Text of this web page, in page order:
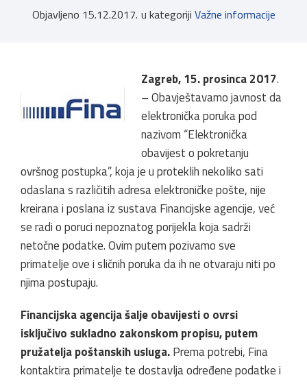
Objavljeno 15.12.2017. u kategoriji Važne informacije
Zagreb, 15. prosinca 2017.
– Obavještavamo javnost da
elektronička poruka pod
nazivom “Elektronička
obavijest o pokretanju
ovršnog postupka”, koja je u proteklih nekoliko sati
odaslana s različitih adresa elektroničke pošte, nije
kreirana i poslana iz sustava Financijske agencije, već
se radi o poruci nepoznatog porijekla koja sadrži
netočne podatke. Ovim putem pozivamo sve
primatelje ove i sličnih poruka da ih ne otvaraju niti po
njima postupaju.
Financijska agencija šalje obavijesti o ovrsi
isključivo sukladno zakonskom propisu, putem
pružatelja poštanskih usluga.Prema potrebi, Fina
kontaktira primatelje te dostavlja određene podatke i